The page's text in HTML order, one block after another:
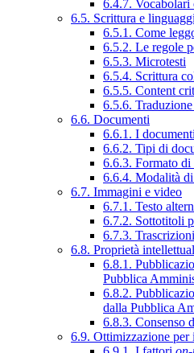
6.4.7. Vocabolari
6.5. Scrittura e
6.5.1. Come
6.5.2. Le regole
6.5.3. Microtesti
6.5.4. Scrittura
6.5.5. Content
6.5.6.
6.6. Documenti
6.6.1. I
6.6.2. Tipi di
6.6.3. Formato
6.6.4. Modalità
6.7. Immagini e video
6.7.1. Testo
6.7.2. Sottotitoli
6.7.3.
6.8. Proprietà
6.8.1.
Pubblica
6.8.2.
dalla Pubblica
6.8.3. Consenso
6.9. Ottimizzazione